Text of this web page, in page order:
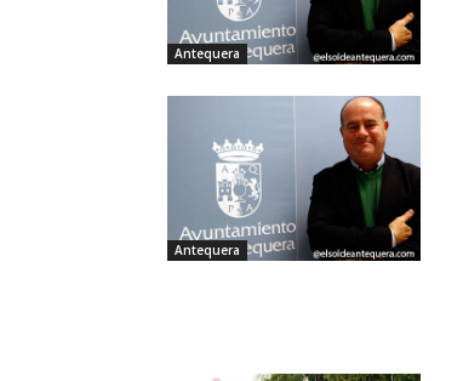
Antequera
Antequera